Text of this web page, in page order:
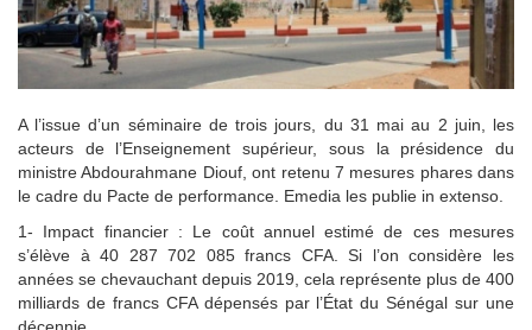
A l’issue d’un séminaire de trois jours, du 31 mai au 2 juin, les
acteurs de l’Enseignement supérieur, sous la présidence du
ministre Abdourahmane Diouf, ont retenu 7 mesures phares dans
le cadre du Pacte de performance. Emedia les publie in extenso.
1- Impact financier : Le coût annuel estimé de ces mesures
s’élève à 40 287 702 085 francs CFA. Si l’on considère les
années se chevauchant depuis 2019, cela représente plus de 400
milliards de francs CFA dépensés par l’État du Sénégal sur une
décennie.